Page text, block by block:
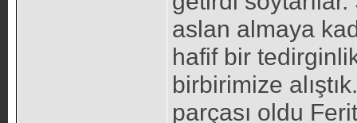
aslan almaya
hafif bir
birbirimize
parçası oldu